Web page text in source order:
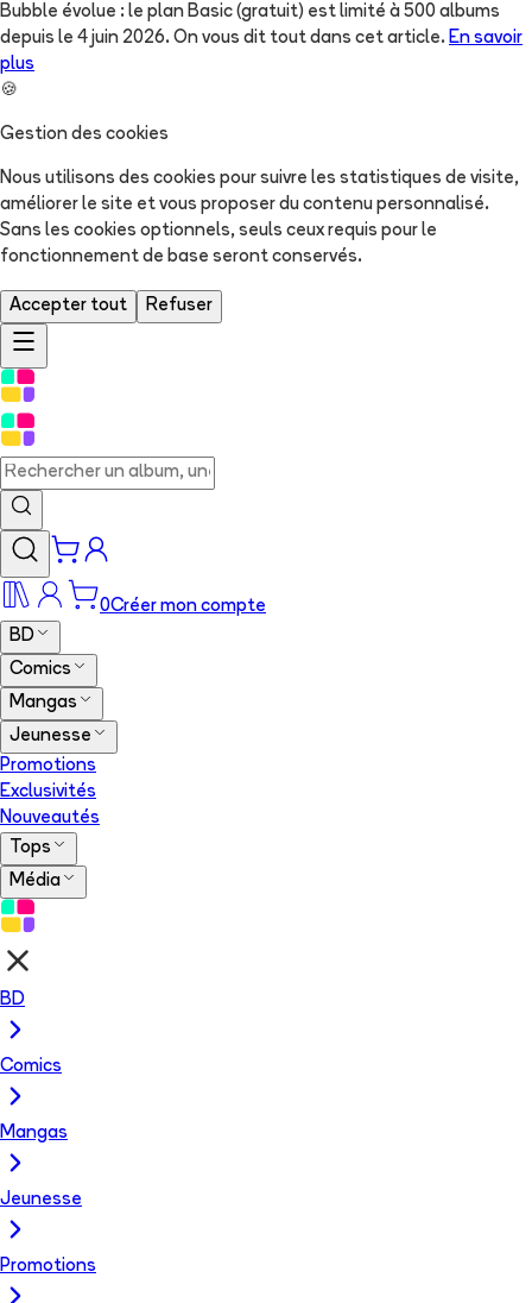
Bubble évolue : le plan Basic (gratuit) est limité à 500 albums
depuis le 4 juin 2026. On vous dit tout dans cet article. En savoir
plus
🍪
Gestion des cookies
Nous utilisons des cookies pour suivre les statistiques de visite,
améliorer le site et vous proposer du contenu personnalisé.
Sans les cookies optionnels, seuls ceux requis pour le
fonctionnement de base seront conservés.
Accepter tout Refuser
0Créer mon compte
BD
Comics
Mangas
Jeunesse
Promotions
Exclusivités
Nouveautés
Tops
Média
BD
Comics
Mangas
Jeunesse
Promotions